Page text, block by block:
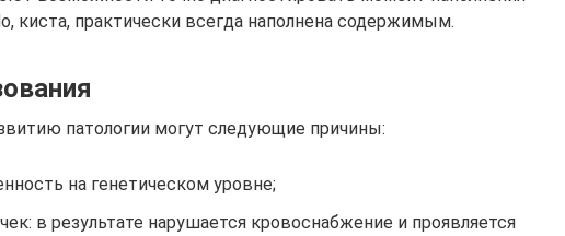
киста, практически всегда наполнена содержимым.
патологии могут следующие причины:
на генетическом уровне;
в результате нарушается кровоснабжение и проявляется